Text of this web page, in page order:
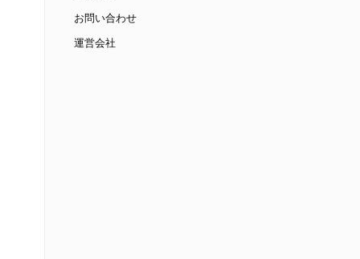
お問い合わせ
運営会社